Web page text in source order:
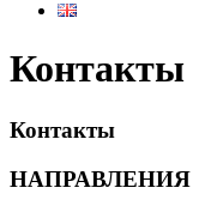
Контакты
Контакты
НАПРАВЛЕНИЯ